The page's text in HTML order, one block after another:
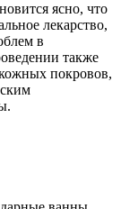
ясно, что
лекарство,
в
также
покровов,